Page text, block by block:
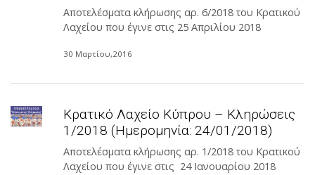
Αποτελέσματα κλήρωσης αρ. 6/2018 του Κρατικού
Λαχείου που έγινε στις 25 Απριλίου 2018
30 Μαρτίου,2016
Κρατικό Λαχείο Κύπρου – Κληρώσεις
1/2018 (Ημερομηνία: 24/01/2018)
Αποτελέσματα κλήρωσης αρ. 1/2018 του Κρατικού
Λαχείου που έγινε στις 24 Ιανουαρίου 2018